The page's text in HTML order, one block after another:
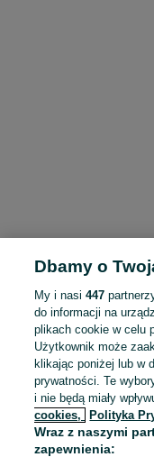
To
Dbamy o
My i nasi447
do informacji na
plikach cookie w celu
Użytkownik może
klikając poniżej lub w
prywatności. Te
i nie będą miały
cookies,
Polityka
Wraz z naszymi
zapewnienia: